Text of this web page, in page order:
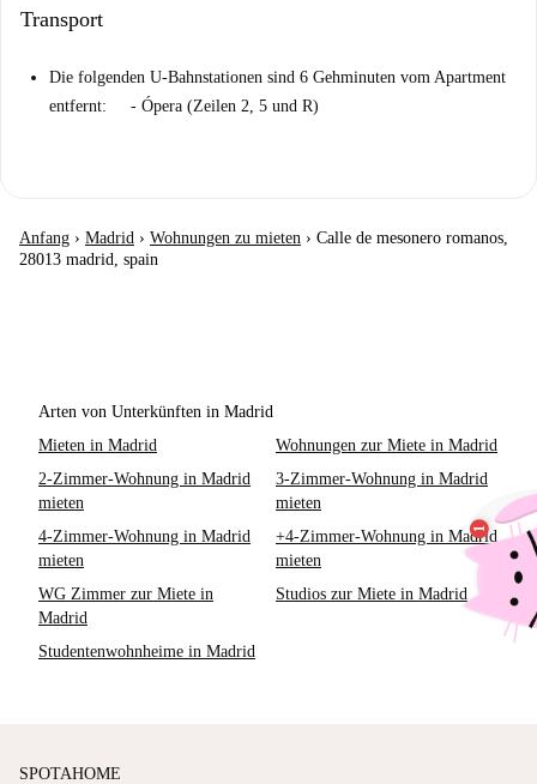
Transport
Die folgenden U-Bahnstationen sind 6 Gehminuten vom Apartment
entfernt: - Ópera (Zeilen 2, 5 und R)
Anfang › Madrid › Wohnungen zu mieten › Calle de mesonero romanos,
28013 madrid, spain
Arten von Unterkünften in Madrid
Mieten in Madrid
Wohnungen zur Miete in Madrid
2-Zimmer-Wohnung in Madrid
mieten
3-Zimmer-Wohnung in Madrid
mieten
4-Zimmer-Wohnung in Madrid
mieten
+4-Zimmer-Wohnung in Madrid
mieten
WG Zimmer zur Miete in
Madrid
Studios zur Miete in Madrid
Studentenwohnheime in Madrid
SPOTAHOME